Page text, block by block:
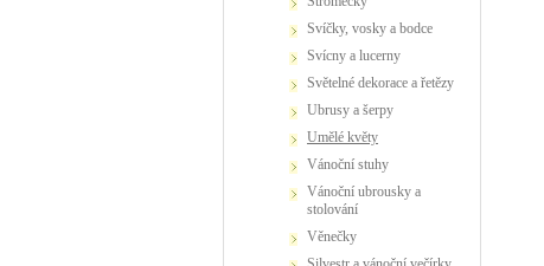
svíčky, vosky a bodce
svícny a lucerny
světelné dekorace a řetězy
ubrusy a šerpy
umělé květy
vánoční stuhy
vánoční ubrousky a
stolování
věnečky